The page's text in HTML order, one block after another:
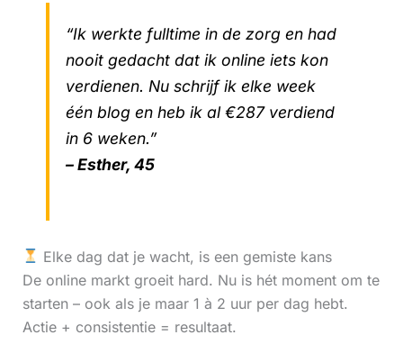
“Ik werkte fulltime in de zorg en had
nooit gedacht dat ik online iets kon
verdienen. Nu schrijf ik elke week
één blog en heb ik al €287 verdiend
in 6 weken.”
– Esther, 45
Elke dag dat je wacht, is een gemiste kans
De online markt groeit hard. Nu is hét moment om te
starten – ook als je maar 1 à 2 uur per dag hebt.
Actie + consistentie = resultaat.